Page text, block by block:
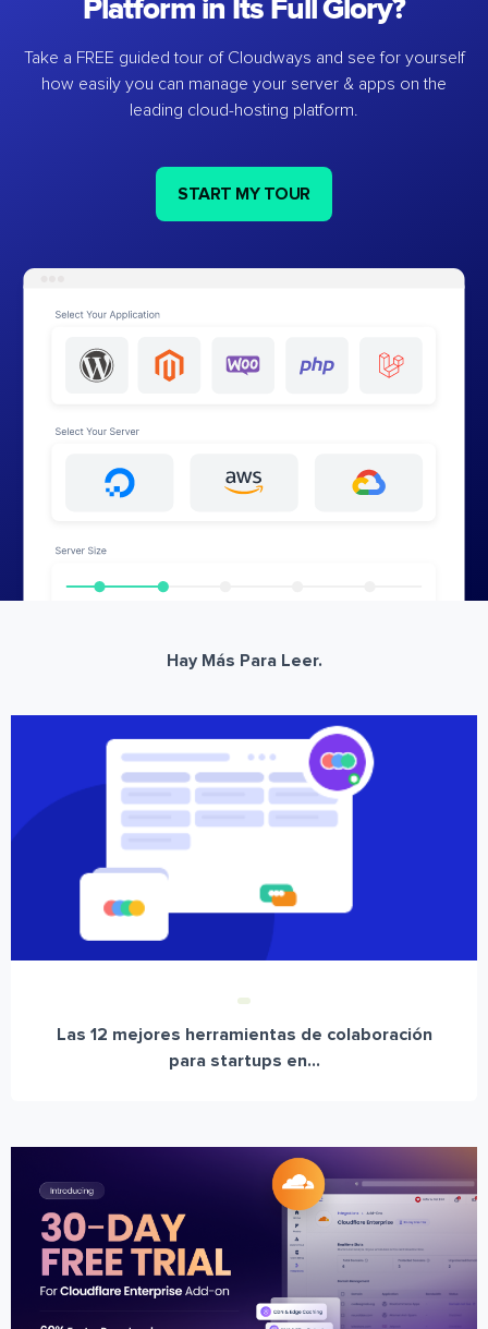
Platform in Its Full Glory?
Take a FREE guided tour of Cloudways and see for yourself
how easily you can manage your server & apps on the
leading cloud-hosting platform.
START MY TOUR
Hay Más Para Leer.
Las 12 mejores herramientas de colaboración
para startups en...